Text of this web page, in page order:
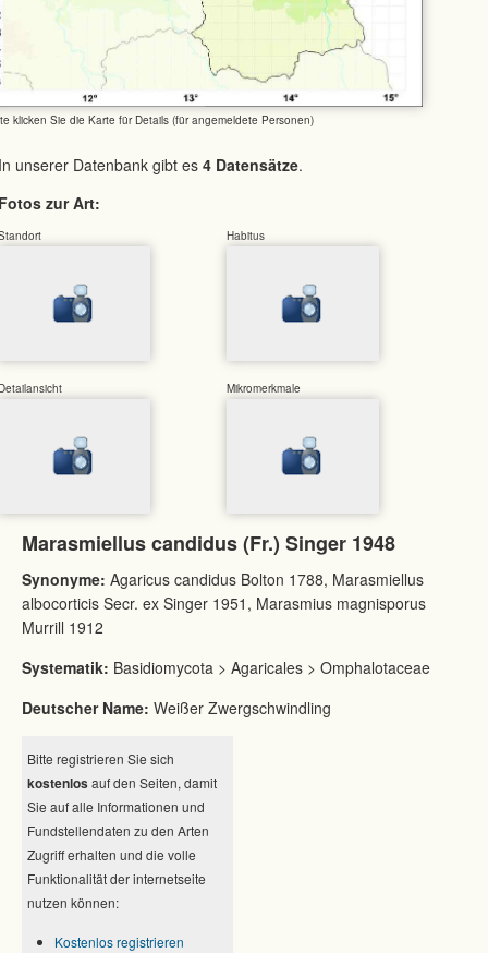
klicken Sie die Karte für Details (für angemeldete Personen)
unserer Datenbank gibt es 4 Datensätze.
zur Art:
Habitus
Mikromerkmale
Marasmiellus candidus (Fr.) Singer 1948
Synonyme: Agaricus candidus Bolton 1788, Marasmiellus
albocorticis Secr. ex Singer 1951, Marasmius magnisporus
Murrill 1912
Systematik: Basidiomycota > Agaricales > Omphalotaceae
Deutscher Name: Weißer Zwergschwindling
Bitte registrieren Sie sich
kostenlos auf den Seiten, damit
Sie auf alle Informationen und
Fundstellendaten zu den Arten
Zugriff erhalten und die volle
Funktionalität der internetseite
nutzen können:
Kostenlos registrieren